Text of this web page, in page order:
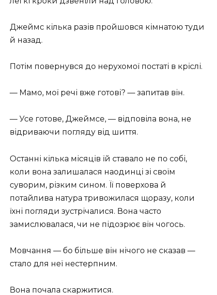
Джеймс кілька разів пройшовся кімнатою туди
й назад.
Потім повернувся до нерухомої постаті в кріслі.
— Мамо, мої речі вже готові? — запитав він.
— Усе готове, Джеймсе, — відповіла вона, не
відриваючи погляду від шиття.
Останні кілька місяців їй ставало не по собі,
коли вона залишалася наодинці зі своїм
суворим, різким сином. Її поверхова й
потайлива натура тривожилася щоразу, коли
їхні погляди зустрічалися. Вона часто
замислювалася, чи не підозрює він чогось.
Мовчання — бо більше він нічого не сказав —
стало для неї нестерпним.
Вона почала скаржитися.